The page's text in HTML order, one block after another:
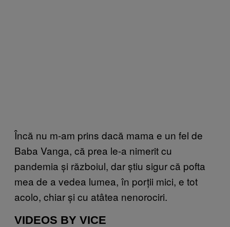
Încă nu m-am prins dacă mama e un fel de
Baba Vanga, că prea le-a nimerit cu
pandemia și războiul, dar știu sigur că pofta
mea de a vedea lumea, în porții mici, e tot
acolo, chiar și cu atâtea nenorociri.
VIDEOS BY VICE